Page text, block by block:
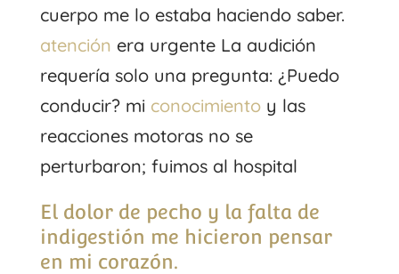
cuerpo me lo estaba haciendo saber.
atención era urgente La audición
requería solo una pregunta: ¿Puedo
conducir? mi conocimientoy las
reacciones motoras no se
perturbaron; fuimos al hospital
El dolor de pecho y la falta de
indigestión me hicieron pensar
en mi corazón.